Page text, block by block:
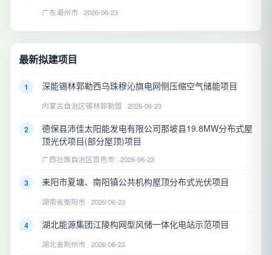
广东潮州市 · 2026-06-23
最新拟建项目
1 深能锡林郭勒西乌珠穆沁旗电网侧压缩空气储能项目
内蒙古自治区锡林郭勒盟 · 2026-06-23
2
德保县沛佳太阳能发电有限公司那坡县19.8MW分布式屋
顶光伏项目(部分屋顶)项目
广西壮族自治区百色市 · 2026-06-23
3 耒阳市夏塘、南阳镇公共机构屋顶分布式光伏项目
湖南省衡阳市 · 2026-06-23
4 湖北能源集团江陵构网型风储一体化电站示范项目
湖北省荆州市 · 2026-06-23